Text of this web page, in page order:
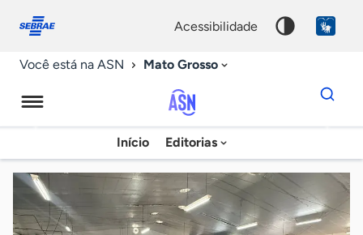
conosco
acessibilidade
Você está na ASN Mato Grosso
Agência
Sebrae
de
Notícias
Início Editorias
Dados
para
chave